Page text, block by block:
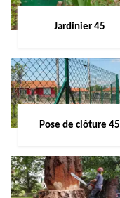
Jardinier 45
Pose de clôture 45